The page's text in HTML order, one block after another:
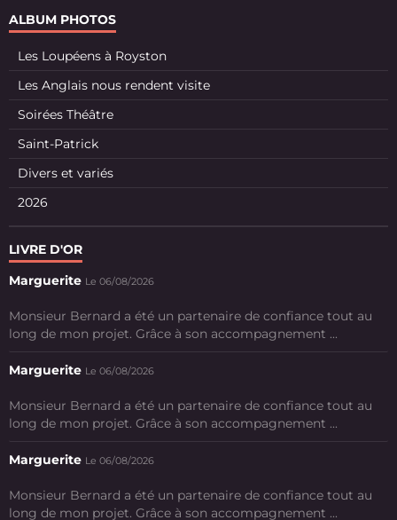
ALBUM PHOTOS
Les Loupéens à Royston
Les Anglais nous rendent visite
Soirées Théâtre
Saint-Patrick
Divers et variés
2026
LIVRE D'OR
Marguerite Le 06/08/2026
Monsieur Bernard a été un partenaire de confiance tout au
long de mon projet. Grâce à son accompagnement ...
Marguerite Le 06/08/2026
Monsieur Bernard a été un partenaire de confiance tout au
long de mon projet. Grâce à son accompagnement ...
Marguerite Le 06/08/2026
Monsieur Bernard a été un partenaire de confiance tout au
long de mon projet. Grâce à son accompagnement ...